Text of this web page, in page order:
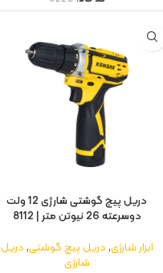
دریل پیچ گوشتی شارژی 12 ولت
دوسرعته 26 نیوتن متر | 8112
ابزار شارژی,دریل پیچ گوشتی,دریل
شارژی